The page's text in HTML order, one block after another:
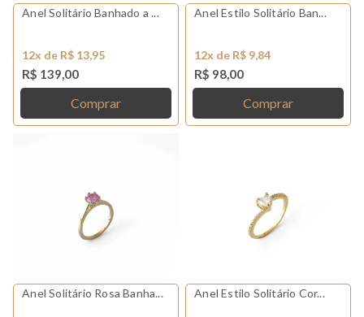
Anel Solitário Banhado a ...
12x de R$ 13,95
R$ 139,00
Comprar
Anel Estilo Solitário Ban...
12x de R$ 9,84
R$ 98,00
Comprar
Anel Solitário Rosa Banha... Anel Estilo Solitário Cor...